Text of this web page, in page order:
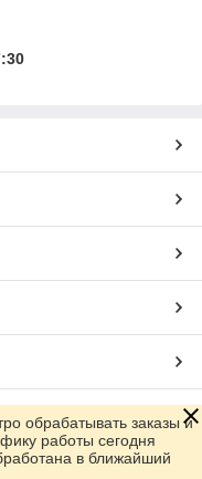
обрабатывать заказы и
работы сегодня
в ближайший